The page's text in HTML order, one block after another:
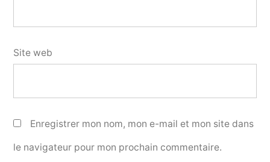
Site web
Enregistrer mon nom, mon e-mail et mon site dans
le navigateur pour mon prochain commentaire.